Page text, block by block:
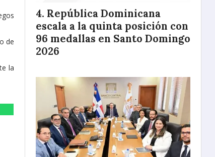
de
la
República Dominicana
escala a la quinta posición con
96 medallas en Santo Domingo
2026